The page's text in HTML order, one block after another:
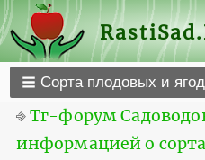
Сорта плодовых и
⎆Тг-форум
информацией о